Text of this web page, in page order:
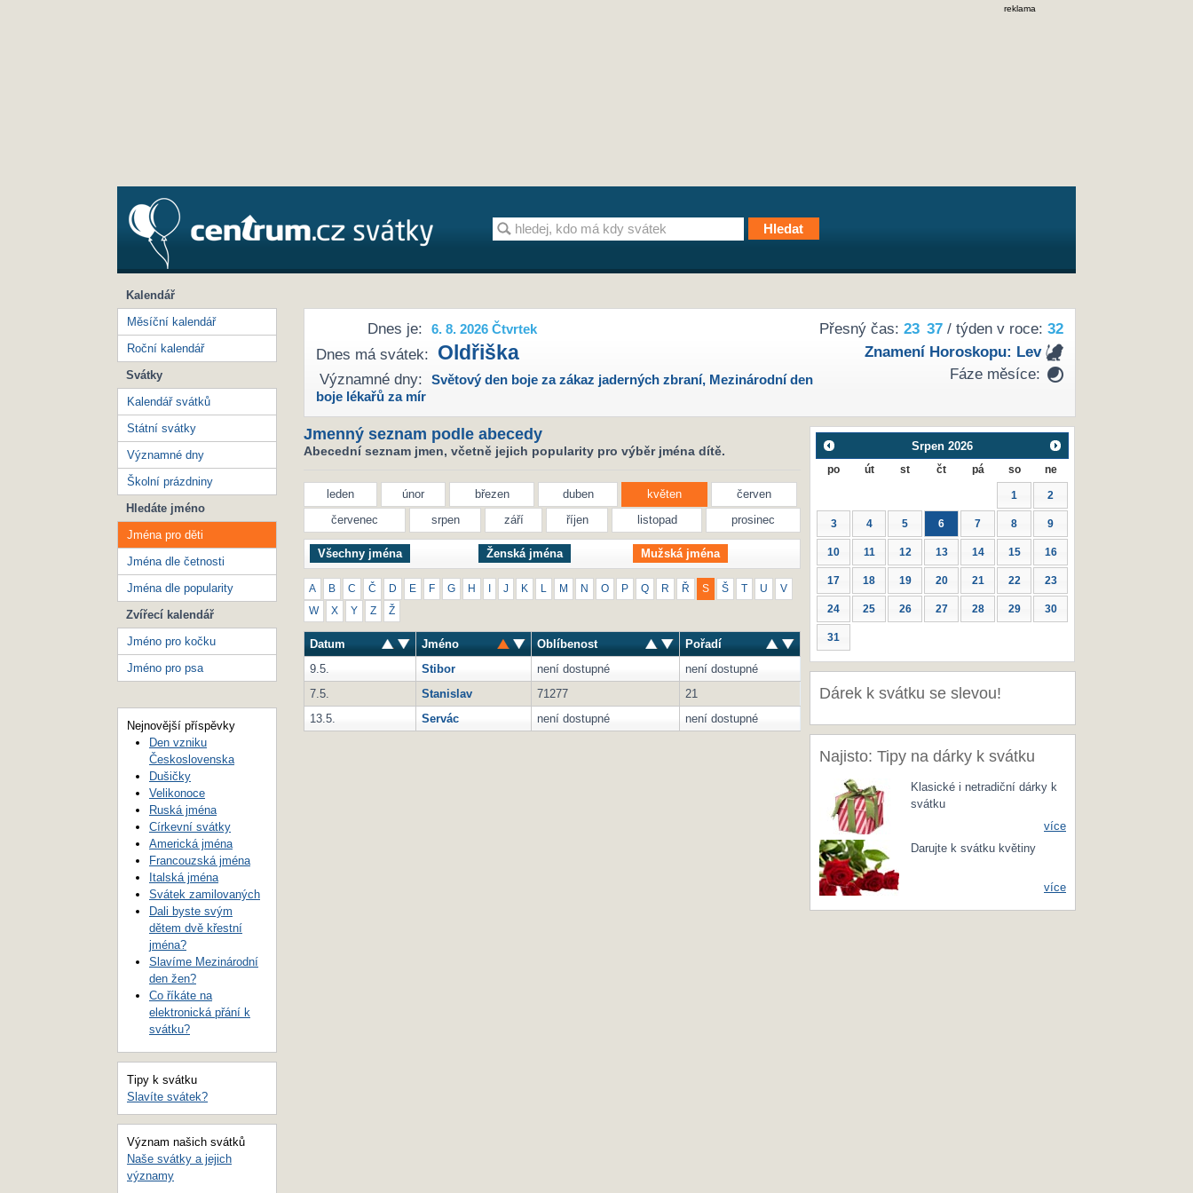
reklama
Přesný čas: 23 37/ týden v roce: 32
Znamení Horoskopu: Lev
Fáze měsíce:
Dnes je: 6. 8. 2026 Čtvrtek
Dnes má svátek: Oldřiška
Významné dny: Světový den boje za zákaz jaderných zbraní, Mezinárodní den
boje lékařů za mír
Jmenný seznam podle abecedy
Abecední seznam jmen, včetně jejich popularity pro výběr jména dítě.
leden únor březen duben květen
červen
červenec
srpen září říjen listopad prosinec
Všechny jména Ženská jména Mužská jména
A B C Č D E F G H J K M N O P Q R Ř S Š T U V
W X Y Z Ž
Datum Jméno Oblíbenost
Pořadí
9.5.
Stibor není dostupné
není dostupné
7.5.
Stanislav 71277
21
13.5.
Servác není dostupné není dostupné
Srpen 2026
po út st čt pá so ne
1 2
3 4 5 6 7 8 9
10 11 12 13 14 15 16
17 18 19 20 21 22 23
24 25 26 27 28 29 30
31
Dárek k svátku se slevou!
Najisto: Tipy na dárky k svátku
Klasické i netradiční dárky k
svátku
více
Darujte k svátku květiny
více
Kalendář
Měsíční kalendář
Roční kalendář
Svátky
Kalendář svátků
Státní svátky
Významné dny
Školní prázdniny
Hledáte jméno
Jména pro děti
Jména dle četnosti
Jména dle popularity
Zvířecí kalendář
Jméno pro kočku
Jméno pro psa
Nejnovější příspěvky
Den vzniku
Československa
Dušičky
Velikonoce
Ruská jména
Církevní svátky
Americká jména
Francouzská jména
Italská jména
Svátek zamilovaných
Dali byste svým
dětem dvě křestní
jména?
Slavíme Mezinárodní
den žen?
Co říkáte na
elektronická přání k
svátku?
Tipy k svátku
Slavíte svátek?
Význam našich svátků
Naše svátky a jejich
významy